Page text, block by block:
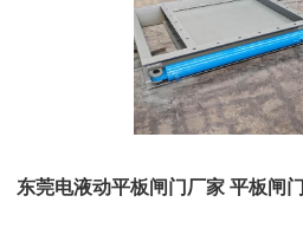
东莞电液动平板闸门厂家 平板闸门